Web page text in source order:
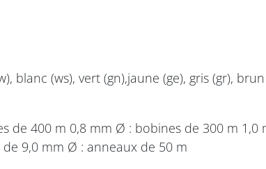
blanc (ws), vert (gn),jaune (ge), gris (gr),
de 400 m 0,8 mm Ø : bobines de 300 m
9,0 mm Ø : anneaux de 50 m